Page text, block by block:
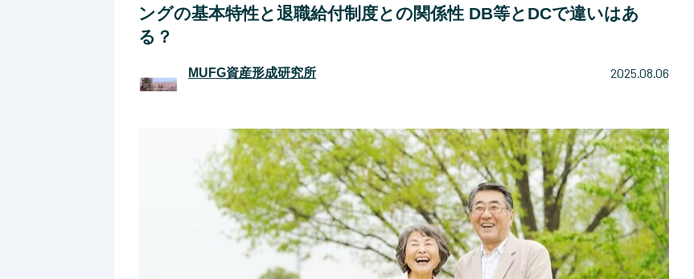
ングの基本特性と退職給付制度との関係性 DB等とDCで違いはあ
る？
MUFG資産形成研究所 2025.08.06